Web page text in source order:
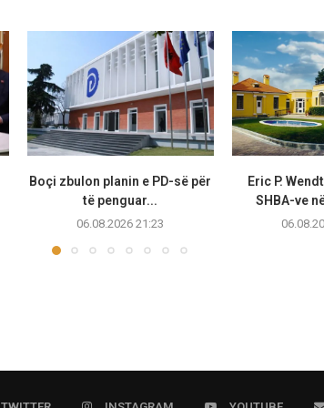
Boçi zbulon planin e PD-së për
të penguar...
06.08.2026 21:23
Eric P.
SHBA-ve